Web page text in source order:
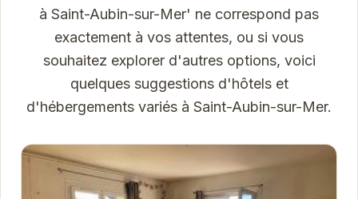
à Saint-Aubin-sur-Mer' ne correspond pas
exactement à vos attentes, ou si vous
souhaitez explorer d'autres options, voici
quelques suggestions d'hôtels et
d'hébergements variés à Saint-Aubin-sur-Mer.